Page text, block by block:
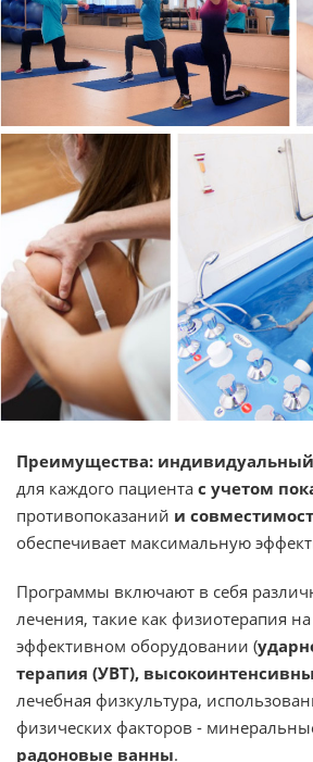
Преимущества:
для каждого пациента с учетом
противопоказаний и
обеспечивает максимальную
Программы включают в себя
лечения, такие как физиотерапия
эффективном оборудовании (
терапия (УВТ),
лечебная физкультура,
физических факторов -
радоновые ванны.